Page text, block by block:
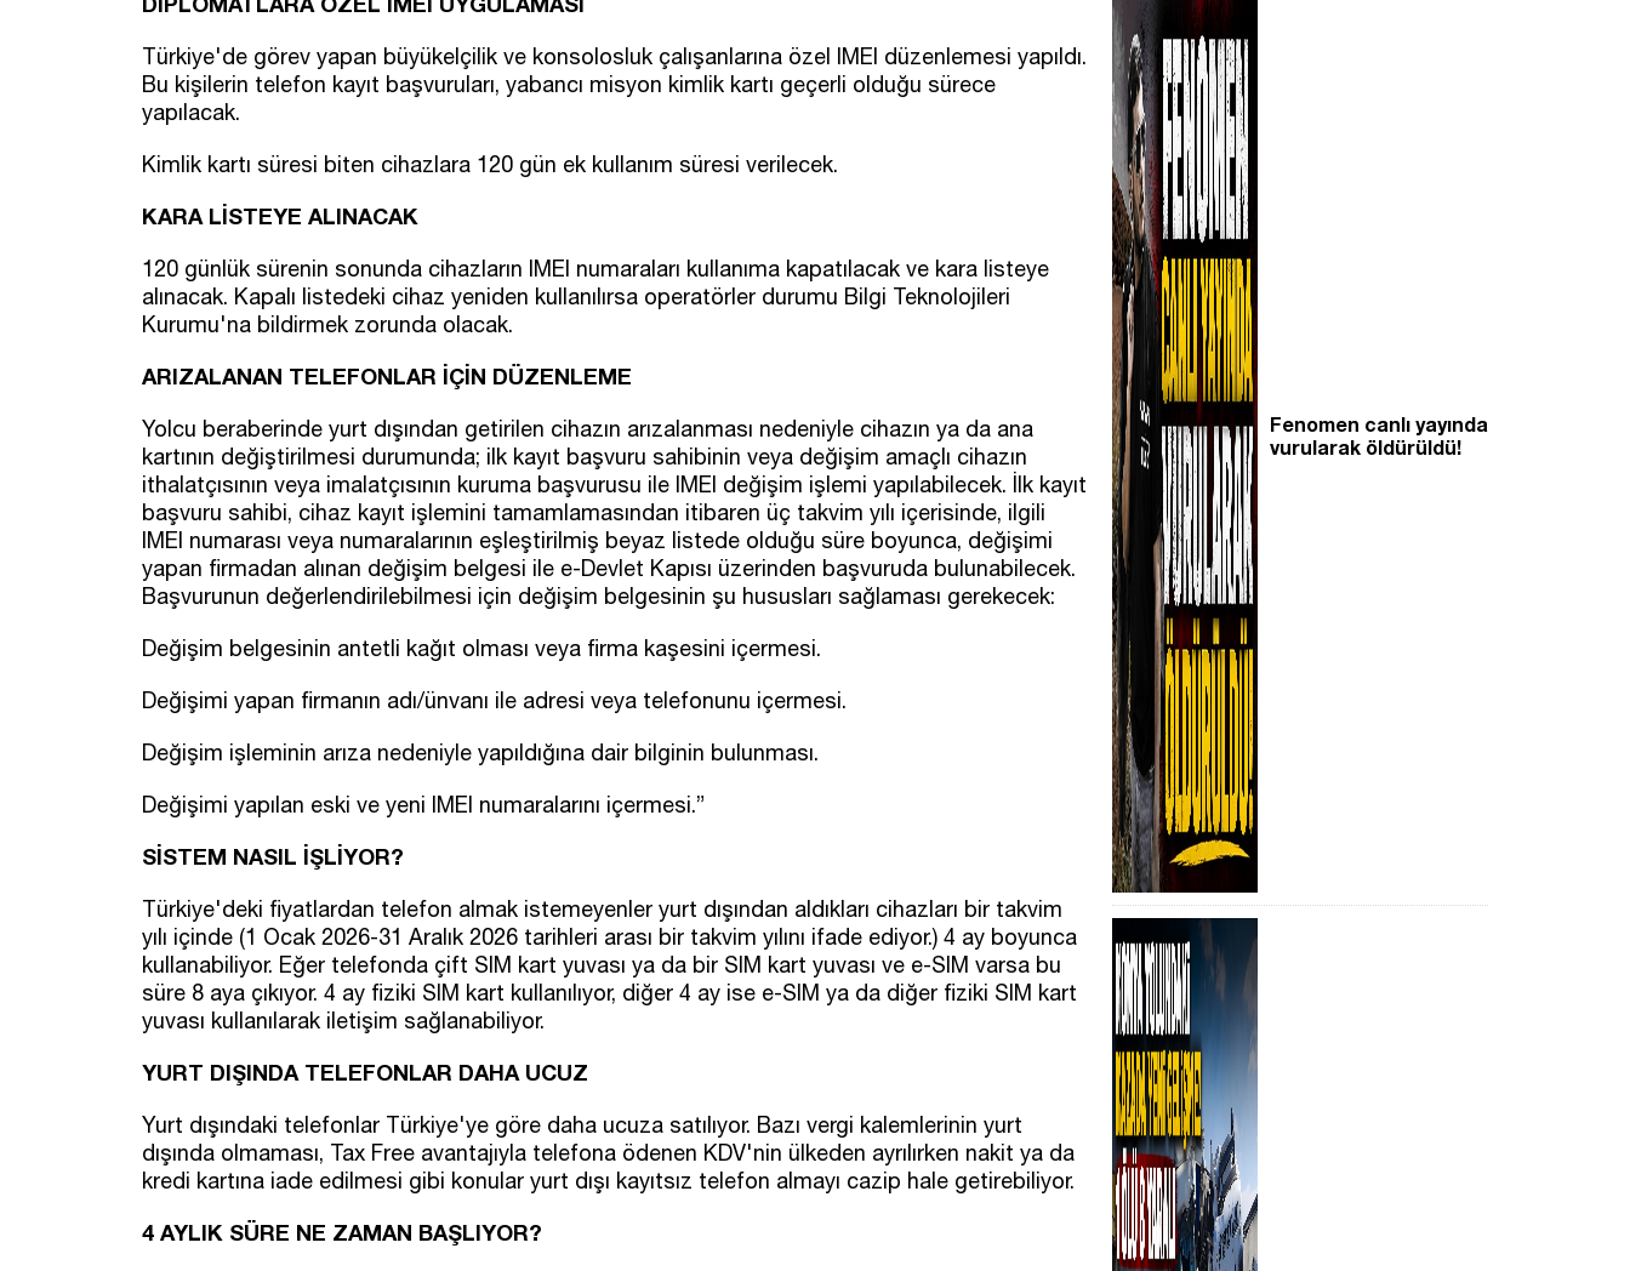
Türkiye'de görev yapan büyükelçilik ve konsolosluk çalışanlarına özel IMEI düzenlemesi yapıldı.
Bu kişilerin telefon kayıt başvuruları, yabancı misyon kimlik kartı geçerli olduğu sürece
yapılacak.
Kimlik kartı süresi biten cihazlara 120 gün ek kullanım süresi verilecek.
KARA LİSTEYE ALINACAK
120 günlük sürenin sonunda cihazların IMEI numaraları kullanıma kapatılacak ve kara listeye
alınacak. Kapalı listedeki cihaz yeniden kullanılırsa operatörler durumu Bilgi Teknolojileri
Kurumu'na bildirmek zorunda olacak.
ARIZALANAN TELEFONLAR İÇİN DÜZENLEME
Yolcu beraberinde yurt dışından getirilen cihazın arızalanması nedeniyle cihazın ya da ana
kartının değiştirilmesi durumunda; ilk kayıt başvuru sahibinin veya değişim amaçlı cihazın
ithalatçısının veya imalatçısının kuruma başvurusu ile IMEI değişim işlemi yapılabilecek. İlk kayıt
başvuru sahibi, cihaz kayıt işlemini tamamlamasından itibaren üç takvim yılı içerisinde, ilgili
IMEI numarası veya numaralarının eşleştirilmiş beyaz listede olduğu süre boyunca, değişimi
yapan firmadan alınan değişim belgesi ile e-Devlet Kapısı üzerinden başvuruda bulunabilecek.
Başvurunun değerlendirilebilmesi için değişim belgesinin şu hususları sağlaması gerekecek:
Değişim belgesinin antetli kağıt olması veya firma kaşesini içermesi.
Değişimi yapan firmanın adı/ünvanı ile adresi veya telefonunu içermesi.
Değişim işleminin arıza nedeniyle yapıldığına dair bilginin bulunması.
Değişimi yapılan eski ve yeni IMEI numaralarını içermesi.”
SİSTEM NASIL İŞLİYOR?
Türkiye'deki fiyatlardan telefon almak istemeyenler yurt dışından aldıkları cihazları bir takvim
yılı içinde (1 Ocak 2026-31 Aralık 2026 tarihleri arası bir takvim yılını ifade ediyor.) 4 ay boyunca
kullanabiliyor. Eğer telefonda çift SIM kart yuvası ya da bir SIM kart yuvası ve e-SIM varsa bu
süre 8 aya çıkıyor. 4 ay fiziki SIM kart kullanılıyor, diğer 4 ay ise e-SIM ya da diğer fiziki SIM kart
yuvası kullanılarak iletişim sağlanabiliyor.
YURT DIŞINDA TELEFONLAR DAHA UCUZ
Yurt dışındaki telefonlar Türkiye'ye göre daha ucuza satılıyor. Bazı vergi kalemlerinin yurt
dışında olmaması, Tax Free avantajıyla telefona ödenen KDV'nin ülkeden ayrılırken nakit ya da
kredi kartına iade edilmesi gibi konular yurt dışı kayıtsız telefon almayı cazip hale getirebiliyor.
4 AYLIK SÜRE NE ZAMAN BAŞLIYOR?
Fenomen canlı yayında
vurularak öldürüldü!